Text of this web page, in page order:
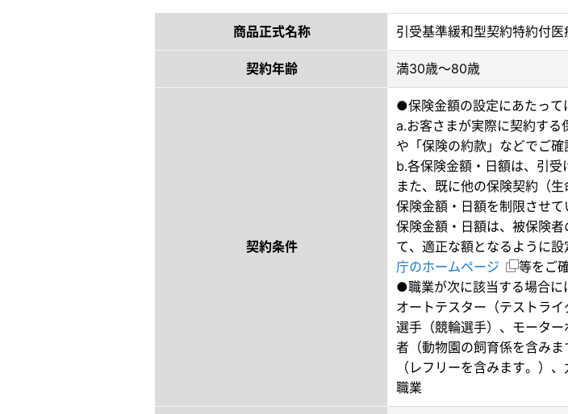
商品正式名称 引受基準緩和型契約特約付
契約年齢 満30歳～80歳
契約条件
●保険金額の設定にあたって
a.お客さまが実際に契約する
や「保険の約款」などでご確
b.各保険金額・日額は、引受
また、既に他の保険契約（
保険金額・日額を制限させて
保険金額・日額は、被保険
て、適正な額となるように
庁のホームページ
等をご
●職業が次に該当する場合に
オートテスター（テストラ
選手（競輪選手）、モータ
者（動物園の飼育係を含み
（レフリーを含みます。）
職業